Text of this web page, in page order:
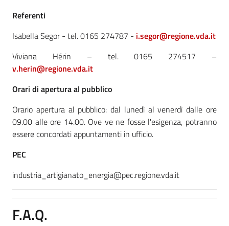
Referenti
Isabella Segor - tel. 0165 274787 - i.segor@regione.vda.it
Viviana Hérin – tel. 0165 274517 –
v.herin@regione.vda.it
Orari di apertura al pubblico
Orario apertura al pubblico: dal lunedì al venerdì dalle ore
09.00 alle ore 14.00. Ove ve ne fosse l'esigenza, potranno
essere concordati appuntamenti in ufficio.
PEC
industria_artigianato_energia@pec.regione.vda.it
F.A.Q.